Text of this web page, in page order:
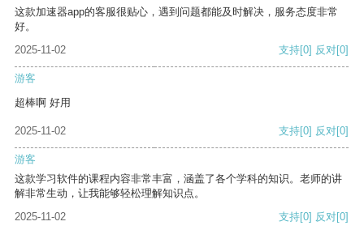
这款加速器app的客服很贴心，遇到问题都能及时解决，服务态度非常
好。
2025-11-02
支持[0] 反对[0]
游客
超棒啊 好用
2025-11-02 支持[0] 反对[0]
游客
这款学习软件的课程内容非常丰富，涵盖了各个学科的知识。老师的讲
解非常生动，让我能够轻松理解知识点。
2025-11-02
支持[0] 反对[0]